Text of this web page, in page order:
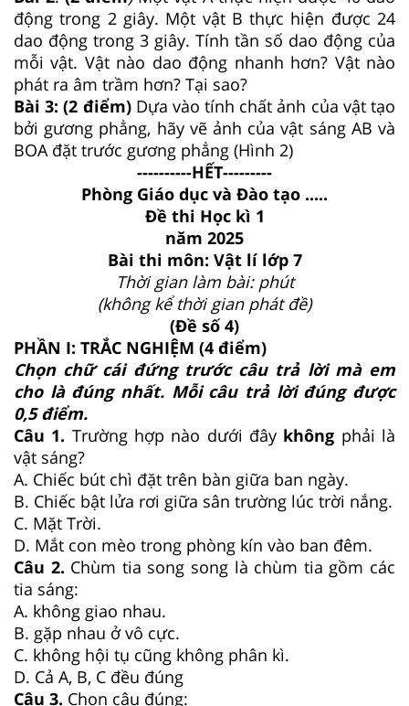
động trong 2 giây. Một vật B thực hiện được 24
dao động trong 3 giây. Tính tần số dao động của
mỗi vật. Vật nào dao động nhanh hơn? Vật nào
phát ra âm trầm hơn? Tại sao?
Bài 3: (2 điểm) Dựa vào tính chất ảnh của vật tạo
bởi gương phẳng, hãy vẽ ảnh của vật sáng AB và
BOA đặt trước gương phẳng (Hình 2)
----------HẾT---------
Phòng Giáo dục và Đào tạo .....
Đề thi Học kì 1
năm 2025
Bài thi môn: Vật lí lớp 7
Thời gian làm bài: phút
(không kể thời gian phát đề)
(Đề số 4)
PHẦN I: TRẮC NGHIỆM (4 điểm)
Chọn chữ cái đứng trước câu trả lời mà em
cho là đúng nhất. Mỗi câu trả lời đúng được
0,5 điểm.
Câu 1. Trường hợp nào dưới đây không phải là
vật sáng?
A. Chiếc bút chì đặt trên bàn giữa ban ngày.
B. Chiếc bật lửa rơi giữa sân trường lúc trời nắng.
C. Mặt Trời.
D. Mắt con mèo trong phòng kín vào ban đêm.
Câu 2. Chùm tia song song là chùm tia gồm các
tia sáng:
A. không giao nhau.
B. gặp nhau ở vô cực.
C. không hội tụ cũng không phân kì.
D. Cả A, B, C đều đúng
Câu 3. Chọn câu đúng: